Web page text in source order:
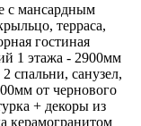
с мансардным
терраса,
гостиная
1 этажа - 2900мм
спальни, санузел,
от чернового
+ декоры из
керамогранитом